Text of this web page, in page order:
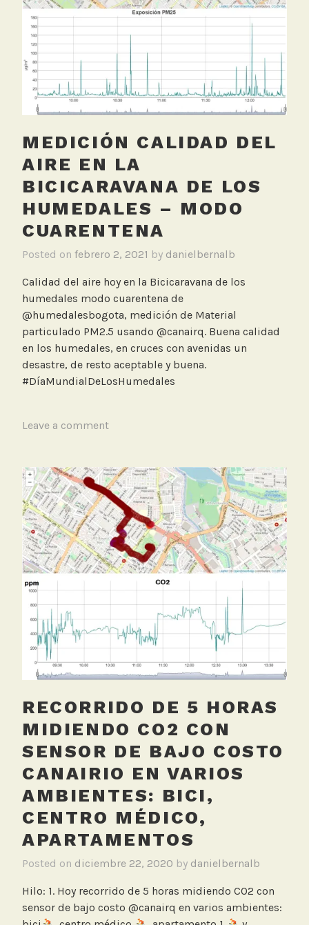
i
e
e
d
i
c
ó
n
C
d
a
A
e
,
P
M
2
.
5
MEDICIÓN CALIDAD DEL
AIRE EN LA
BICICARAVANA DE LOS
HUMEDALES – MODO
CUARENTENA
Posted on febrero 2, 2021 by danielbernalb
Calidad del aire hoy en la Bicicaravana de los
humedales modo cuarentena de
@humedalesbogota, medición de Material
particulado PM2.5 usando @canairq. Buena calidad
en los humedales, en cruces con avenidas un
desastre, de resto aceptable y buena.
#DíaMundialDeLosHumedales
T
g
e
d
B
i
c
i
c
Leave a comment
RECORRIDO DE 5 HORAS
MIDIENDO CO2 CON
SENSOR DE BAJO COSTO
CANAIRIO EN VARIOS
AMBIENTES: BICI,
CENTRO MÉDICO,
APARTAMENTOS
Posted on diciembre 22, 2020 by danielbernalb
Hilo: 1. Hoy recorrido de 5 horas midiendo CO2 con
sensor de bajo costo @canairq en varios ambientes: